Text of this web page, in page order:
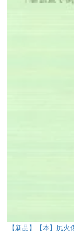
【新品】【本】尻